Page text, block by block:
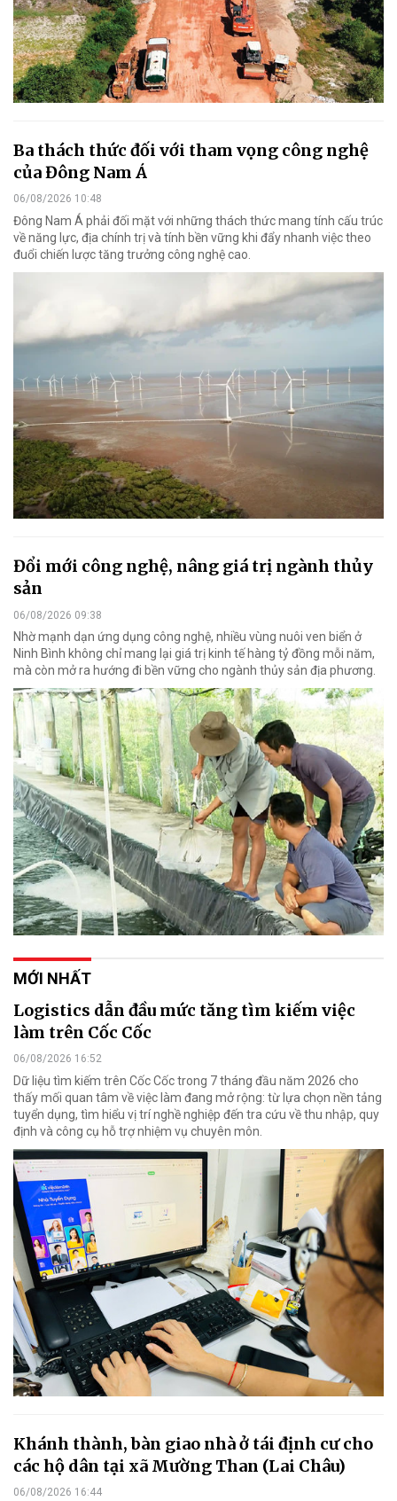
Ba thách thức đối với tham vọng công nghệ
của Đông Nam Á
06/08/2026 10:48
Đông Nam Á phải đối mặt với những thách thức mang tính cấu trúc
về năng lực, địa chính trị và tính bền vững khi đẩy nhanh việc theo
đuổi chiến lược tăng trưởng công nghệ cao.
Đổi mới công nghệ, nâng giá trị ngành thủy
sản
06/08/2026 09:38
Nhờ mạnh dạn ứng dụng công nghệ, nhiều vùng nuôi ven biển ở
Ninh Bình không chỉ mang lại giá trị kinh tế hàng tỷ đồng mỗi năm,
mà còn mở ra hướng đi bền vững cho ngành thủy sản địa phương.
MỚI NHẤT
Logistics dẫn đầu mức tăng tìm kiếm việc
làm trên Cốc Cốc
06/08/2026 16:52
Dữ liệu tìm kiếm trên Cốc Cốc trong 7 tháng đầu năm 2026 cho
thấy mối quan tâm về việc làm đang mở rộng: từ lựa chọn nền tảng
tuyển dụng, tìm hiểu vị trí nghề nghiệp đến tra cứu về thu nhập, quy
định và công cụ hỗ trợ nhiệm vụ chuyên môn.
Khánh thành, bàn giao nhà ở tái định cư cho
các hộ dân tại xã Mường Than (Lai Châu)
06/08/2026 16:44